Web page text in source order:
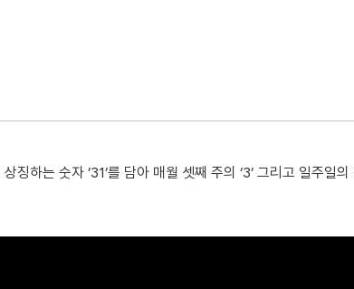
하는 숫자 ’31’를 담아 매월 셋째 주의 ‘3’ 그리고 일주일